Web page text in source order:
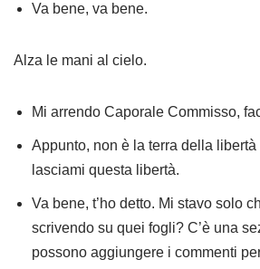
Va bene, va bene.
Alza le mani al cielo.
Mi arrendo Caporale Commisso,
Appunto, non è la terra della libertà
lasciami questa libertà.
Va bene, t’ho detto. Mi stavo solo
scrivendo su quei fogli? C’è una
possono aggiungere i commenti